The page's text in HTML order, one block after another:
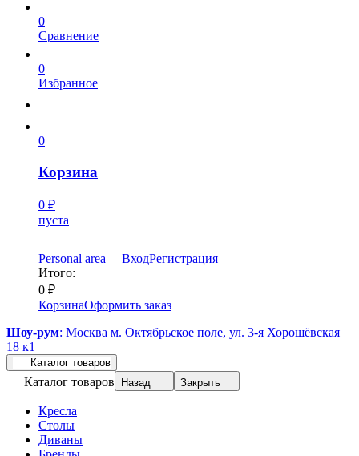
0
Сравнение
0
Избранное
0
Корзина
0 ₽
пуста
Personal area ВходРегистрация
Итого:
0 ₽
КорзинаОформить заказ
Шоу-рум: Москва м. Октябрьское поле, ул. 3-я Хорошёвская
18 к1
Каталог товаров
Каталог товаров Назад Закрыть
Кресла
Столы
Диваны